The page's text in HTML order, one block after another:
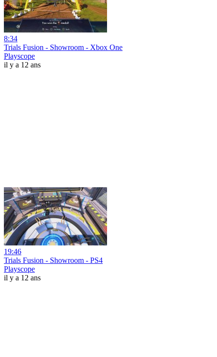
8:34
Trials Fusion - Showroom - Xbox One
Playscope
il y a 12 ans
19:46
Trials Fusion - Showroom - PS4
Playscope
il y a 12 ans